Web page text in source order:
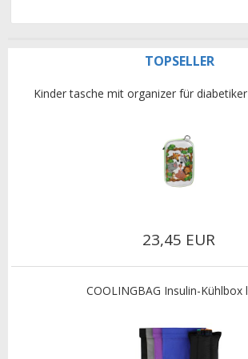
TOPSELLER
Kinder tasche mit organizer für diabetiker
23,45 EUR
COOLINGBAG Insulin-Kühlbox